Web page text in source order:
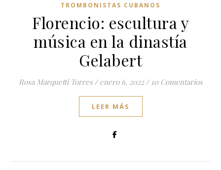
TROMBONISTAS CUBANOS
Florencio: escultura y
música en la dinastía
Gelabert
Rosa Marquetti Torres / enero 6, 2022 / 10 Comentarios
LEER MÁS